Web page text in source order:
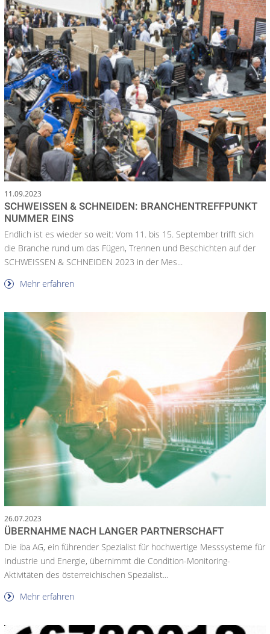
11.09.2023
SCHWEISSEN & SCHNEIDEN: BRANCHENTREFFPUNKT
NUMMER EINS
Endlich ist es wieder so weit: Vom 11. bis 15. September trifft sich
die Branche rund um das Fügen, Trennen und Beschichten auf der
SCHWEISSEN & SCHNEIDEN 2023 in der Mes...
Mehr erfahren
26.07.2023
ÜBERNAHME NACH LANGER PARTNERSCHAFT
Die iba AG, ein führender Spezialist für hochwertige Messsysteme für
Industrie und Energie, übernimmt die Condition-Monitoring-
Aktivitäten des österreichischen Spezialist...
Mehr erfahren